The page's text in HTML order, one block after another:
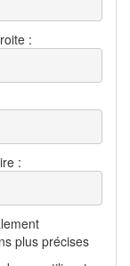
:
:
plus précises